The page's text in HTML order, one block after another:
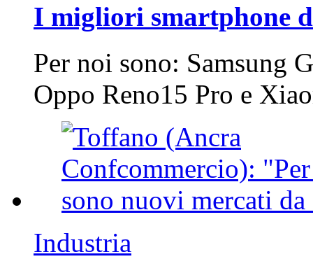
I migliori smartphone
Per noi sono: Samsung
Oppo Reno15 Pro e
Industria